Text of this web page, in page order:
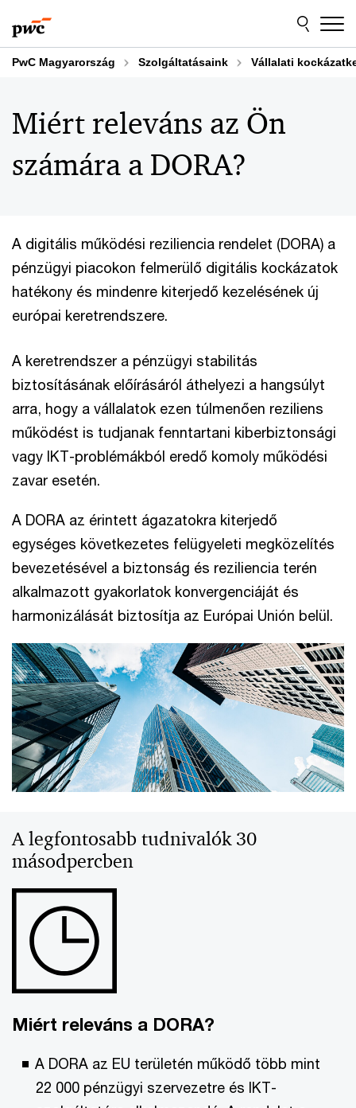
to
content
to
footer
PwC Magyarország Szolgáltatásaink Vállalati
Miért releváns az Ön
számára a DORA?
A digitális működési reziliencia rendelet (DORA) a
pénzügyi piacokon felmerülő digitális kockázatok
hatékony és mindenre kiterjedő kezelésének új
európai keretrendszere.
A keretrendszer a pénzügyi stabilitás
biztosításának előírásáról áthelyezi a hangsúlyt
arra, hogy a vállalatok ezen túlmenően reziliens
működést is tudjanak fenntartani kiberbiztonsági
vagy IKT-problémákból eredő komoly működési
zavar esetén.
A DORA az érintett ágazatokra kiterjedő
egységes következetes felügyeleti megközelítés
bevezetésével a biztonság és reziliencia terén
alkalmazott gyakorlatok konvergenciáját és
harmonizálását biztosítja az Európai Unión belül.
A legfontosabb tudnivalók 30
másodpercben
Miért releváns a DORA?
A DORA az EU területén működő több mint
22 000 pénzügyi szervezetre és IKT-